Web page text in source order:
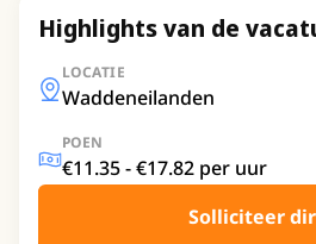
Highlights van de
LOCATIE
Waddeneilanden
POEN
€11.35 - €17.82 per uur
Solliciteer